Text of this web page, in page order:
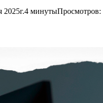
4 минутыПросмотров: